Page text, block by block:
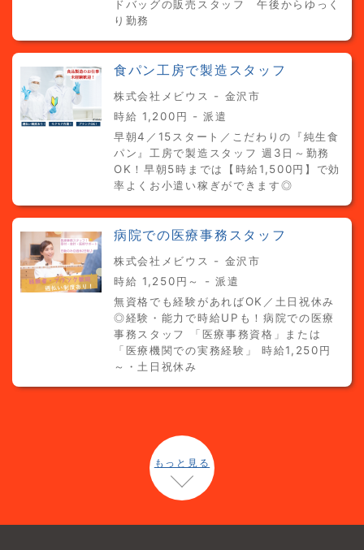
ドバッグの販売スタッフ 午後からゆっく
り勤務
食パン工房で製造スタッフ
株式会社メビウス - 金沢市
時給 1,200円 - 派遣
早朝4／15スタート／こだわりの『純生食
パン』工房で製造スタッフ 週3日～勤務
OK！早朝5時までは【時給1,500円】で効
率よくお小遣い稼ぎができます◎
病院での医療事務スタッフ
株式会社メビウス - 金沢市
時給 1,250円～ - 派遣
無資格でも経験があればOK／土日祝休み
◎経験・能力で時給UPも！病院での医療
事務スタッフ 「医療事務資格」または
「医療機関での実務経験」 時給1,250円
～・土日祝休み
もっと見る